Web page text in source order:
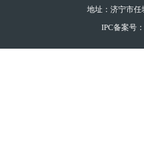
地址：济宁市任
IPC备案号